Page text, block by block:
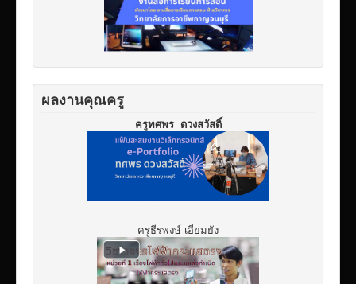
ผลงานคุณครู
ครูทศพร ดวงสวัสดิ์
ครูธีรพงษ์ เอี่ยมยัง